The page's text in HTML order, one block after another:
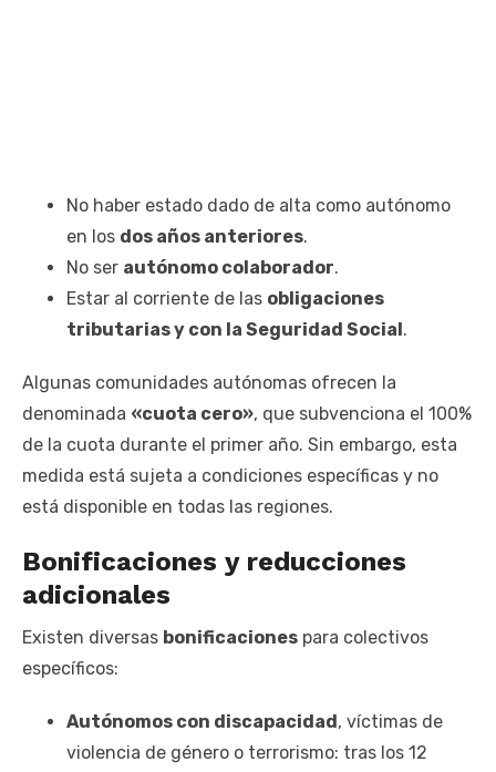
No haber estado dado de alta como autónomo
en los dos años anteriores.
No ser autónomo colaborador.
Estar al corriente de las obligaciones
tributarias y con la Seguridad Social .
Algunas comunidades autónomas ofrecen la
denominada «cuota cero», que subvenciona el 100%
de la cuota durante el primer año. Sin embargo, esta
medida está sujeta a condiciones específicas y no
está disponible en todas las regiones.
Bonificaciones y reducciones
adicionales
Existen diversas bonificaciones para colectivos
específicos:
Autónomos con discapacidad , víctimas de
violencia de género o terrorismo: tras los 12